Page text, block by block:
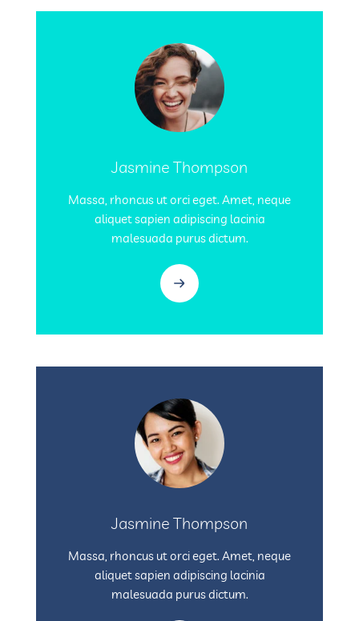
Jasmine Thompson
Massa, rhoncus ut orci eget. Amet, neque
aliquet sapien adipiscing lacinia
malesuada purus dictum.
Jasmine Thompson
Massa, rhoncus ut orci eget. Amet, neque
aliquet sapien adipiscing lacinia
malesuada purus dictum.